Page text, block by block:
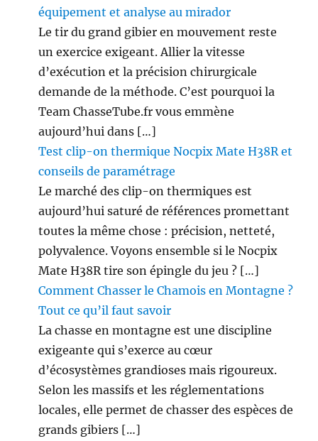
équipement et analyse au mirador
Le tir du grand gibier en mouvement reste
un exercice exigeant. Allier la vitesse
d’exécution et la précision chirurgicale
demande de la méthode. C’est pourquoi la
Team ChasseTube.fr vous emmène
aujourd’hui dans […]
Test clip-on thermique Nocpix Mate H38R et
conseils de paramétrage
Le marché des clip-on thermiques est
aujourd’hui saturé de références promettant
toutes la même chose : précision, netteté,
polyvalence. Voyons ensemble si le Nocpix
Mate H38R tire son épingle du jeu ? […]
Comment Chasser le Chamois en Montagne ?
Tout ce qu’il faut savoir
La chasse en montagne est une discipline
exigeante qui s’exerce au cœur
d’écosystèmes grandioses mais rigoureux.
Selon les massifs et les réglementations
locales, elle permet de chasser des espèces de
grands gibiers […]